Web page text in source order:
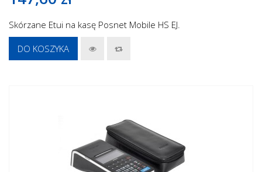
Skórzane Etui na kasę Posnet Mobile HS EJ.
DO KOSZYKA